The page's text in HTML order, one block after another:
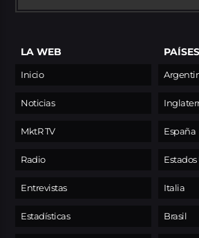
LA WEB
Inicio
Noticias
MktR TV
Radio
Entrevistas
Estadísticas
PAÍSES
España
Italia
Brasil